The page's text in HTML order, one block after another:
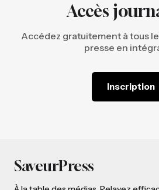
Accès
Accédez gratuitement à tous
presse en
Inscription
SaveurPress